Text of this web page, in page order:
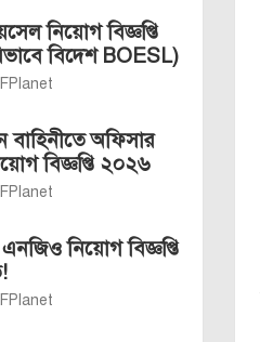
নিয়োগ বিজ্ঞপ্তি
বিদেশ BOESL)
বাহিনীতে অফিসার
বিজ্ঞপ্তি ২০২৬
নিয়োগ বিজ্ঞপ্তি